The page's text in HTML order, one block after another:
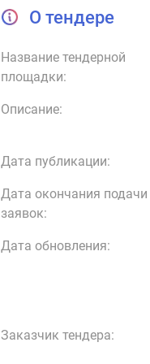
О тендере
Название тендерной
площадки:
Описание:
Дата публикации:
Дата окончания подачи
заявок:
Дата обновления:
Заказчик тендера: